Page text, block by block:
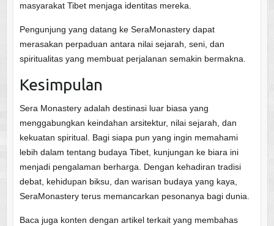
masyarakat Tibet menjaga identitas mereka.
Pengunjung yang datang ke SeraMonastery dapat
merasakan perpaduan antara nilai sejarah, seni, dan
spiritualitas yang membuat perjalanan semakin bermakna.
Kesimpulan
Sera Monastery adalah destinasi luar biasa yang
menggabungkan keindahan arsitektur, nilai sejarah, dan
kekuatan spiritual. Bagi siapa pun yang ingin memahami
lebih dalam tentang budaya Tibet, kunjungan ke biara ini
menjadi pengalaman berharga. Dengan kehadiran tradisi
debat, kehidupan biksu, dan warisan budaya yang kaya,
SeraMonastery terus memancarkan pesonanya bagi dunia.
Baca juga konten dengan artikel terkait yang membahas